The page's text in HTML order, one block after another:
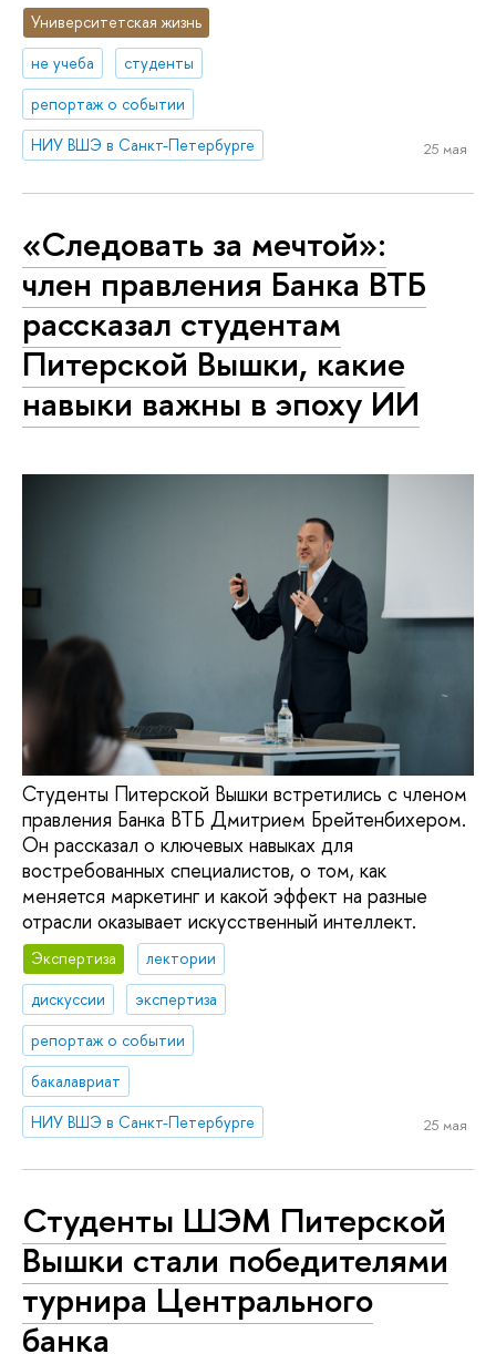
Университетская жизнь
не учеба
студенты
репортаж о событии
НИУ ВШЭ в Санкт-Петербурге
25 мая
«Следовать за мечтой»:
член правления Банка ВТБ
рассказал студентам
Питерской Вышки, какие
навыки важны в эпоху ИИ
Студенты Питерской Вышки встретились с членом
правления Банка ВТБ Дмитрием Брейтенбихером.
Он рассказал о ключевых навыках для
востребованных специалистов, о том, как
меняется маркетинг и какой эффект на разные
отрасли оказывает искусственный интеллект.
Экспертиза
лектории
дискуссии
экспертиза
репортаж о событии
бакалавриат
НИУ ВШЭ в Санкт-Петербурге
25 мая
Студенты ШЭМ Питерской
Вышки стали победителями
турнира Центрального
банка